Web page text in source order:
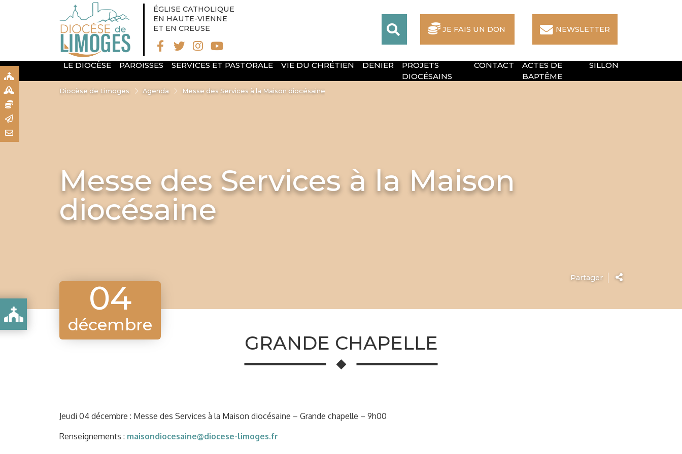
ÉGLISE CATHOLIQUE
EN HAUTE-VIENNE
ET EN CREUSE
JE FAIS UN DON NEWSLETTER
LE DIOCÈSE PAROISSES SERVICES ET PASTORALE VIE DU CHRÉTIEN DENIER
PROJETS
DIOCÉSAINS
CONTACT
ACTES DE
BAPTÊME
SILLON
Diocèse de Limoges Agenda Messe des Services à la Maison diocésaine
Messe des Services à la Maison
diocésaine
Partager
04
décembre
GRANDE CHAPELLE
Jeudi 04 décembre : Messe des Services à la Maison diocésaine – Grande chapelle – 9h00
Renseignements : maisondiocesaine@diocese-limoges.fr